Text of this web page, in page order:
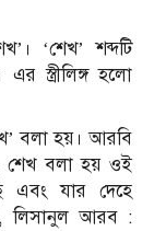
‘শেখ’ শব্দটি
স্ত্রীলিঙ্গ হলো
বলা হয়। আরবি
শেখ বলা হয় ওই
এবং যার দেহে
লিসানুল আরব :